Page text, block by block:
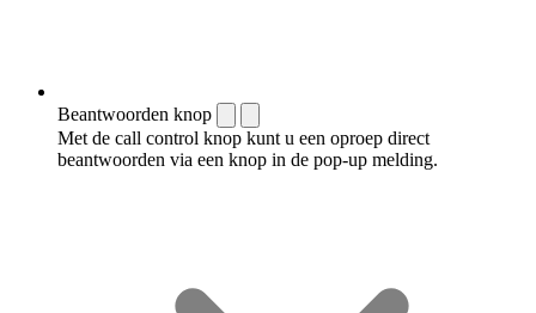
Beantwoorden knop
Met de call control knop kunt u een oproep direct
beantwoorden via een knop in de pop-up melding.